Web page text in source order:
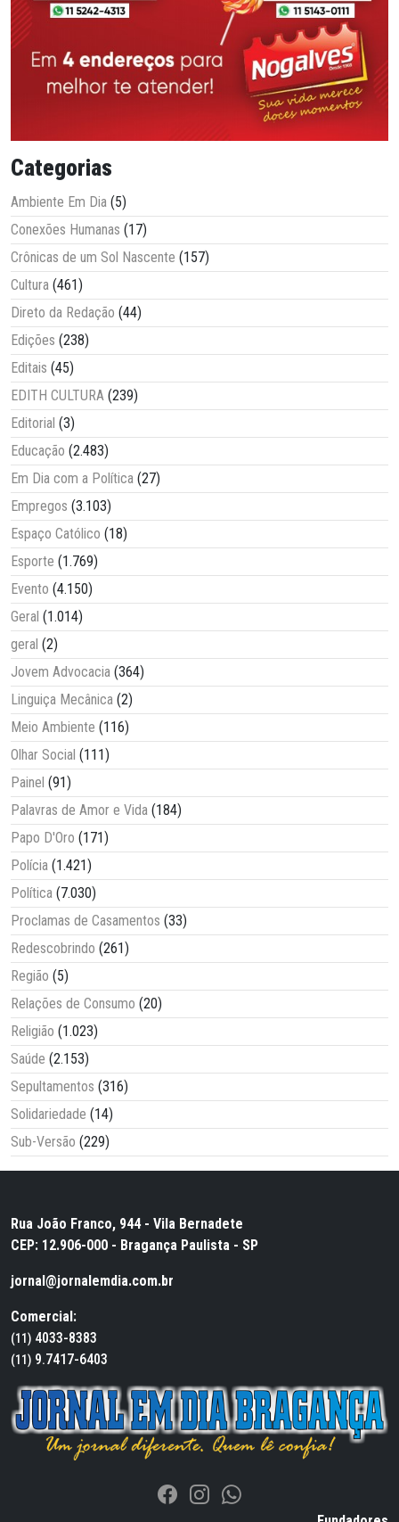
Categorias
Ambiente Em Dia (5)
Conexões Humanas (17)
Crônicas de um Sol Nascente (157)
Cultura (461)
Direto da Redação (44)
Edições (238)
Editais (45)
EDITH CULTURA (239)
Editorial (3)
Educação (2.483)
Em Dia com a Política (27)
Empregos (3.103)
Espaço Católico (18)
Esporte (1.769)
Evento (4.150)
Geral (1.014)
geral (2)
Jovem Advocacia (364)
Linguiça Mecânica (2)
Meio Ambiente (116)
Olhar Social (111)
Painel (91)
Palavras de Amor e Vida (184)
Papo D'Oro (171)
Polícia (1.421)
Política (7.030)
Proclamas de Casamentos (33)
Redescobrindo (261)
Região (5)
Relações de Consumo (20)
Religião (1.023)
Saúde (2.153)
Sepultamentos (316)
Solidariedade (14)
Sub-Versão (229)
Rua João Franco, 944 - Vila Bernadete
CEP: 12.906-000 - Bragança Paulista - SP
jornal@jornalemdia.com.br
Comercial:
(11) 4033-8383
(11) 9.7417-6403